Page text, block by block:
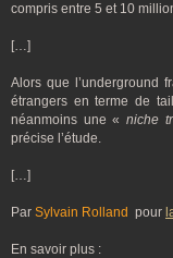
compris entre 5 et 10
[…]
Alors que l’underground
étrangers en terme de
néanmoins une « niche
précise l’étude.
[…]
Par Sylvain Rolland pour
En savoir plus :